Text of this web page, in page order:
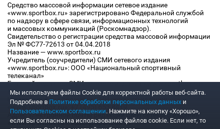
Средство массовой информации сетевое издание
«www.sportbox.ru» зарегистрировано Федеральной службой
по надзору в сфере связи, информационных технологий
и массовых коммуникаций (Роскомнадзор).
Свидетельство о регистрации средства массовой информации
Эл № ФС77-72613 от 04.04.2018
Название — www.sportbox.ru
Учредитель (соучредители) СМИ сетевого издания
«www.sportbox.ru»: ООО «Национальный спортивный
телеканал»
Главный редактор СМИ сетевого издания «www.sportbox.ru»:
Конов В.А.
Номер телефона редакции СМИ сетевого издания
«www.sportbox.ru»: +7 (495) 653 8419
Адрес электронной почты редакции СМИ сетевого издания
«www.sportbox.ru»: editor@sportbox.ru
Мы используем файлы Сookie для корректной работы веб-сайта.
Подробнее в Политике обработки персональных данных и
Пользовательском соглашении. Нажмите на кнопку «Хорошо»,
если Вы согласны на использование файлов cookie. Если нет, то